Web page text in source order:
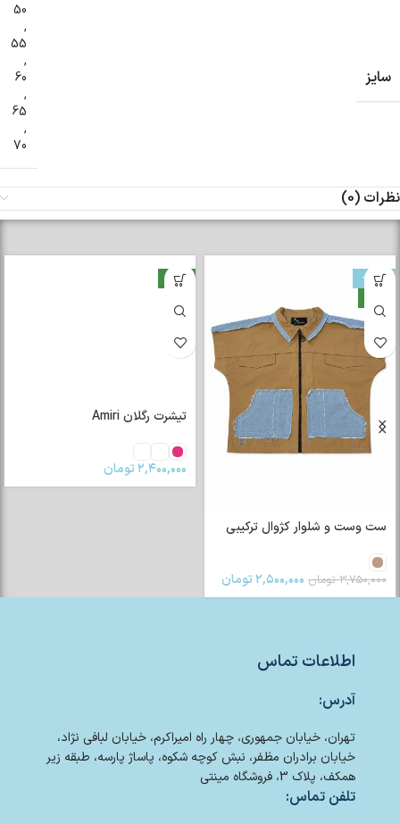
سایز
50
,
55
,
60
,
65
,
70
نظرات (0)
-33%
ست وست و شلوار کژوال ترکیبی
۳,۷۵۰,۰۰۰ تومان ۲,۵۰۰,۰۰۰تومان
جدید
تیشرت رگلان Amiri
۲,۴۰۰,۰۰۰تومان
اطلاعات تماس
آدرس:
تهران، خیابان جمهوری، چهار راه امیراکرم، خیابان لبافی نژاد،
خیابان برادران مظفر، نبش کوچه شکوه، پاساژ پارسه، طبقه زیر
همکف، پلاک 3، فروشگاه مینتی
تلفن تماس: